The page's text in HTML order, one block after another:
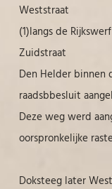
Weststraat
(1)langs de
Zuidstraat
Den Helder binnen
raadsbbesluit
Deze weg werd
oorspronkelijke
Doksteeg later